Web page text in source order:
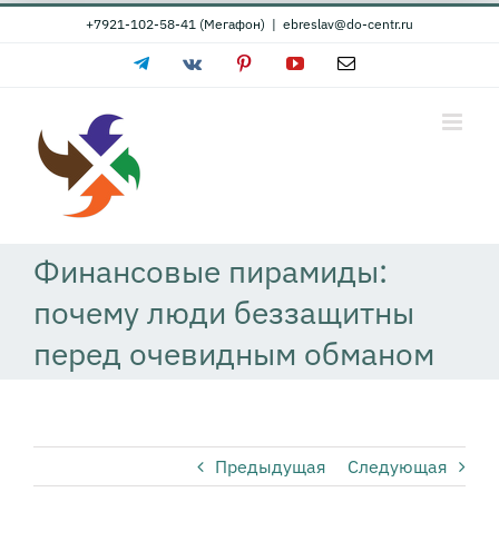
Skip
+7921-102-58-41 (Мегафон) | ebreslav@do-centr.ru
TelegramVk PinterestYouTubeEmail
Финансовые пирамиды:
почему люди беззащитны
перед очевидным обманом
Предыдущая Следующая